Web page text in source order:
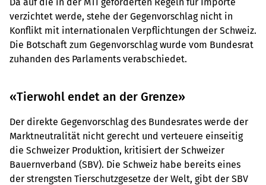
verzichtet werde, stehe der Gegenvorschlag nicht in
Konflikt mit internationalen Verpflichtungen der Schweiz.
Die Botschaft zum Gegenvorschlag wurde vom Bundesrat
zuhanden des Parlaments verabschiedet.
«Tierwohl endet an der Grenze»
Der direkte Gegenvorschlag des Bundesrates werde der
Marktneutralität nicht gerecht und verteuere einseitig
die Schweizer Produktion, kritisiert der Schweizer
Bauernverband (SBV). Die Schweiz habe bereits eines
der strengsten Tierschutzgesetze der Welt, gibt der SBV